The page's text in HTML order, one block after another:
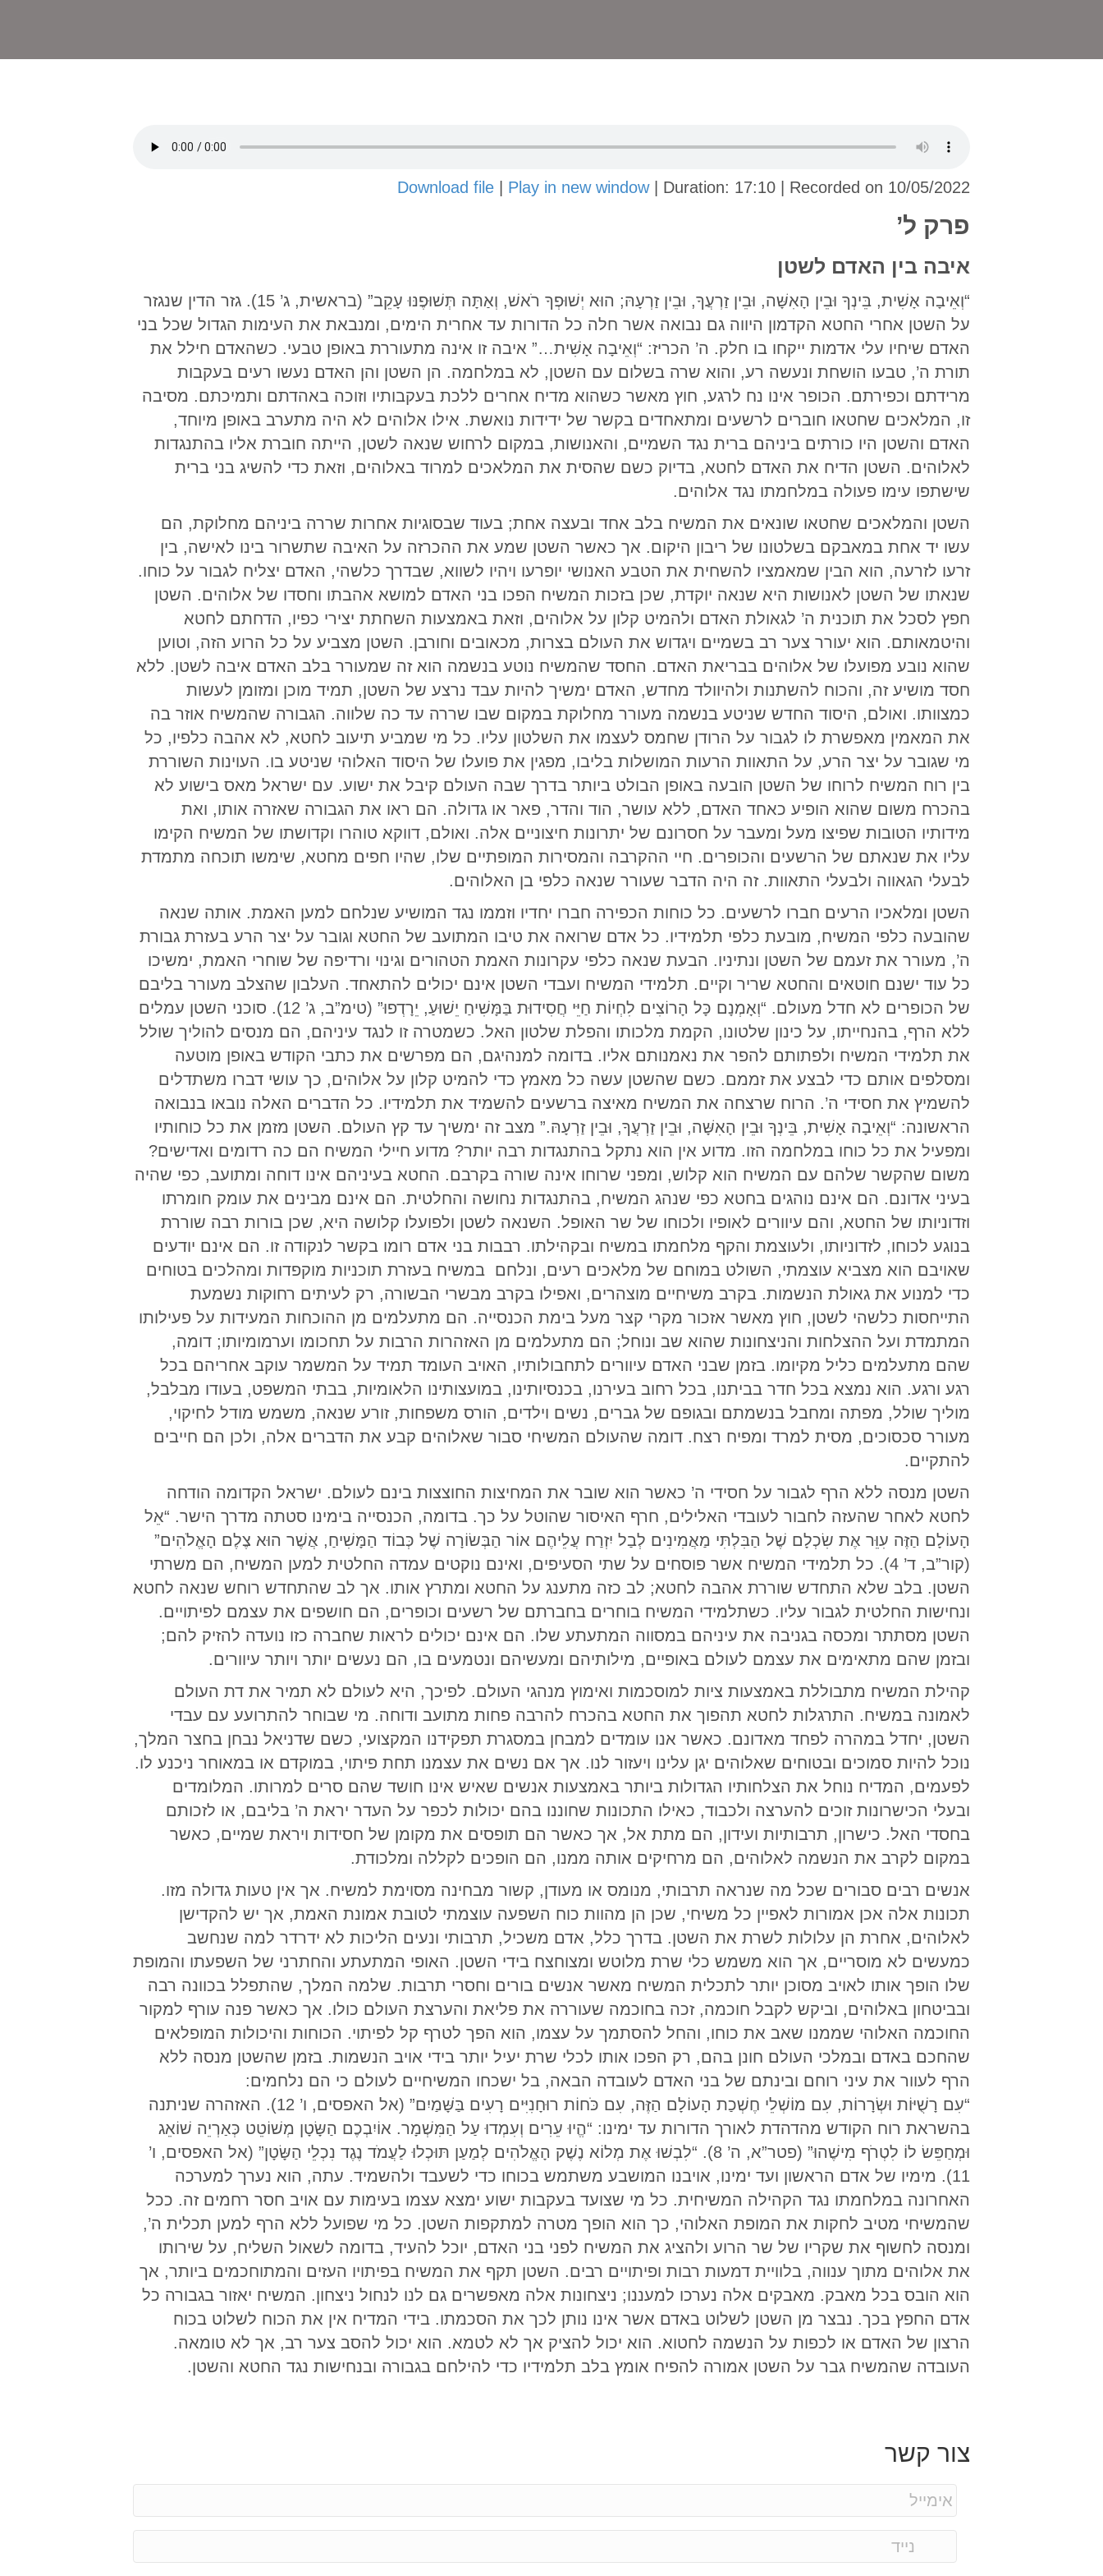
Download file Play in new window| Duration: 17:10 Recorded on 10/05/2022
פרק ל’
איבה בין האדם לשטן
“וְאֵיבָה אָשִׁית, בֵּינְךָ וּבֵין הָאִשָּׁה, וּבֵין זַרְעֲךָ, וּבֵין זַרְעָהּ; הוּא יְשׁוּפְךָ רֹאשׁ, וְאַתָּה תְּשׁוּפֶנּוּ עָקֵב” (בראשית, ג’ 15). גזר הדין שנגזר
על השטן אחרי החטא הקדמון היווה גם נבואה אשר חלה כל הדורות עד אחרית הימים, ומנבאת את העימות הגדול שכל בני
האדם שיחיו עלי אדמות ייקחו בו חלק. ה’ הכריז: “וְאֵיבָה אָשִׁית…” איבה זו אינה מתעוררת באופן טבעי. כשהאדם חילל את
תורת ה’, טבעו הושחת ונעשה רע, והוא שרה בשלום עם השטן, לא במלחמה. הן השטן והן האדם נעשו רעים בעקבות
מרידתם וכפירתם. הכופר אינו נח לרגע, חוץ מאשר כשהוא מדיח אחרים ללכת בעקבותיו וזוכה באהדתם ותמיכתם. מסיבה
זו, המלאכים שחטאו חוברים לרשעים ומתאחדים בקשר של ידידות נואשת. אילו אלוהים לא היה מתערב באופן מיוחד,
האדם והשטן היו כורתים ביניהם ברית נגד השמיים, והאנושות, במקום לרחוש שנאה לשטן, הייתה חוברת אליו בהתנגדות
לאלוהים. השטן הדיח את האדם לחטא, בדיוק כשם שהסית את המלאכים למרוד באלוהים, וזאת כדי להשיג בני ברית
שישתפו עימו פעולה במלחמתו נגד אלוהים.
השטן והמלאכים שחטאו שונאים את המשיח בלב אחד ובעצה אחת; בעוד שבסוגיות אחרות שררה ביניהם מחלוקת, הם
עשו יד אחת במאבקם בשלטונו של ריבון היקום. אך כאשר השטן שמע את ההכרזה על האיבה שתשרור בינו לאישה, בין
זרעו לזרעה, הוא הבין שמאמציו להשחית את הטבע האנושי יופרעו ויהיו לשווא, שבדרך כלשהי, האדם יצליח לגבור על כוחו.
שנאתו של השטן לאנושות היא שנאה יוקדת, שכן בזכות המשיח הפכו בני האדם למושא אהבתו וחסדו של אלוהים. השטן
חפץ לסכל את תוכנית ה’ לגאולת האדם ולהמיט קלון על אלוהים, וזאת באמצעות השחתת יצירי כפיו, הדחתם לחטא
והיטמאותם. הוא יעורר צער רב בשמיים ויגדוש את העולם בצרות, מכאובים וחורבן. השטן מצביע על כל הרוע הזה, וטוען
שהוא נובע מפועלו של אלוהים בבריאת האדם. החסד שהמשיח נוטע בנשמה הוא זה שמעורר בלב האדם איבה לשטן. ללא
חסד מושיע זה, והכוח להשתנות ולהיוולד מחדש, האדם ימשיך להיות עבד נרצע של השטן, תמיד מוכן ומזומן לעשות
כמצוותו. ואולם, היסוד החדש שניטע בנשמה מעורר מחלוקת במקום שבו שררה עד כה שלווה. הגבורה שהמשיח אוזר בה
את המאמין מאפשרת לו לגבור על הרודן שחמס לעצמו את השלטון עליו. כל מי שמביע תיעוב לחטא, לא אהבה כלפיו, כל
מי שגובר על יצר הרע, על התאוות הרעות המושלות בליבו, מפגין את פועלו של היסוד האלוהי שניטע בו. העוינות השוררת
בין רוח המשיח לרוחו של השטן הובעה באופן הבולט ביותר בדרך שבה העולם קיבל את ישוע. עם ישראל מאס בישוע לא
בהכרח משום שהוא הופיע כאחד האדם, ללא עושר, הוד והדר, פאר או גדולה. הם ראו את הגבורה שאזרה אותו, ואת
מידותיו הטובות שפיצו מעל ומעבר על חסרונם של יתרונות חיצוניים אלה. ואולם, דווקא טוהרו וקדושתו של המשיח הקימו
עליו את שנאתם של הרשעים והכופרים. חיי ההקרבה והמסירות המופתיים שלו, שהיו חפים מחטא, שימשו תוכחה מתמדת
לבעלי הגאווה ולבעלי התאוות. זה היה הדבר שעורר שנאה כלפי בן האלוהים.
השטן ומלאכיו הרעים חברו לרשעים. כל כוחות הכפירה חברו יחדיו וזממו נגד המושיע שנלחם למען האמת. אותה שנאה
שהובעה כלפי המשיח, מובעת כלפי תלמידיו. כל אדם שרואה את טיבו המתועב של החטא וגובר על יצר הרע בעזרת גבורת
ה’, מעורר את זעמם של השטן ונתיניו. הבעת שנאה כלפי עקרונות האמת הטהורים וגינוי ורדיפה של שוחרי האמת, ימשיכו
כל עוד ישנם חוטאים והחטא שריר וקיים. תלמידי המשיח ועבדי השטן אינם יכולים להתאחד. העלבון שהצלב מעורר בליבם
של הכופרים לא חדל מעולם. “וְאָמְנָם כָּל הָרוֹצִים לִחְיוֹת חַיֵּי חֲסִידוּת בַּמָּשִׁיחַ יֵשׁוּעַ, יֵרָדְפוּ” (טימ”ב, ג’ 12). סוכני השטן עמלים
ללא הרף, בהנחייתו, על כינון שלטונו, הקמת מלכותו והפלת שלטון האל. כשמטרה זו לנגד עיניהם, הם מנסים להוליך שולל
את תלמידי המשיח ולפתותם להפר את נאמנותם אליו. בדומה למנהיגם, הם מפרשים את כתבי הקודש באופן מוטעה
ומסלפים אותם כדי לבצע את זממם. כשם שהשטן עשה כל מאמץ כדי להמיט קלון על אלוהים, כך עושי דברו משתדלים
להשמיץ את חסידי ה’. הרוח שרצחה את המשיח מאיצה ברשעים להשמיד את תלמידיו. כל הדברים האלה נובאו בנבואה
הראשונה: “וְאֵיבָה אָשִׁית, בֵּינְךָ וּבֵין הָאִשָּׁה, וּבֵין זַרְעֲךָ, וּבֵין זַרְעָהּ.” מצב זה ימשיך עד קץ העולם. השטן מזמן את כל כוחותיו
ומפעיל את כל כוחו במלחמה הזו. מדוע אין הוא נתקל בהתנגדות רבה יותר? מדוע חיילי המשיח הם כה רדומים ואדישים?
משום שהקשר שלהם עם המשיח הוא קלוש, ומפני שרוחו אינה שורה בקרבם. החטא בעיניהם אינו דוחה ומתועב, כפי שהיה
בעיני אדונם. הם אינם נוהגים בחטא כפי שנהג המשיח, בהתנגדות נחושה והחלטית. הם אינם מבינים את עומק חומרתו
וזדוניותו של החטא, והם עיוורים לאופיו ולכוחו של שר האופל. השנאה לשטן ולפועלו קלושה היא, שכן בורות רבה שוררת
בנוגע לכוחו, לזדוניותו, ולעוצמת והקף מלחמתו במשיח ובקהילתו. רבבות בני אדם רומו בקשר לנקודה זו. הם אינם יודעים
שאויבם הוא מצביא עוצמתי, השולט במוחם של מלאכים רעים, ונלחם במשיח בעזרת תוכניות מוקפדות ומהלכים בטוחים
כדי למנוע את גאולת הנשמות. בקרב משיחיים מוצהרים, ואפילו בקרב מבשרי הבשורה, רק לעיתים רחוקות נשמעת
התייחסות כלשהי לשטן, חוץ מאשר אזכור מקרי קצר מעל בימת הכנסייה. הם מתעלמים מן ההוכחות המעידות על פעילותו
המתמדת ועל ההצלחות והניצחונות שהוא שב ונוחל; הם מתעלמים מן האזהרות הרבות על תחכומו וערמומיותו; דומה,
שהם מתעלמים כליל מקיומו. בזמן שבני האדם עיוורים לתחבולותיו, האויב העומד תמיד על המשמר עוקב אחריהם בכל
רגע ורגע. הוא נמצא בכל חדר בביתנו, בכל רחוב בעירנו, בכנסיותינו, במועצותינו הלאומיות, בבתי המשפט, בעודו מבלבל,
מוליך שולל, מפתה ומחבל בנשמתם ובגופם של גברים, נשים וילדים, הורס משפחות, זורע שנאה, משמש מודל לחיקוי,
מעורר סכסוכים, מסית למרד ומפיח רצח. דומה שהעולם המשיחי סבור שאלוהים קבע את הדברים אלה, ולכן הם חייבים
להתקיים.
השטן מנסה ללא הרף לגבור על חסידי ה’ כאשר הוא שובר את המחיצות החוצצות בינם לעולם. ישראל הקדומה הודחה
לחטא לאחר שהעזה לחבור לעובדי האלילים, חרף האיסור שהוטל על כך. בדומה, הכנסייה בימינו סטתה מדרך הישר. “אֵל
הָעוֹלָם הַזֶּה עִוֵּר אֶת שִׂכְלָם שֶׁל הַבִּלְתִּי מַאֲמִינִים לְבַל יִזְרַח עֲלֵיהֶם אוֹר הַבְּשׂוֹרָה שֶׁל כְּבוֹד הַמָּשִׁיחַ, אֲשֶׁר הוּא צֶלֶם הָאֱלֹהִים”
(קור”ב, ד’ 4). כל תלמידי המשיח אשר פוסחים על שתי הסעיפים, ואינם נוקטים עמדה החלטית למען המשיח, הם משרתי
השטן. בלב שלא התחדש שוררת אהבה לחטא; לב כזה מתענג על החטא ומתרץ אותו. אך לב שהתחדש רוחש שנאה לחטא
ונחישות החלטית לגבור עליו. כשתלמידי המשיח בוחרים בחברתם של רשעים וכופרים, הם חושפים את עצמם לפיתויים.
השטן מסתתר ומכסה בגניבה את עיניהם במסווה המתעתע שלו. הם אינם יכולים לראות שחברה כזו נועדה להזיק להם;
ובזמן שהם מתאימים את עצמם לעולם באופיים, מילותיהם ומעשיהם ונטמעים בו, הם נעשים יותר ויותר עיוורים.
קהילת המשיח מתבוללת באמצעות ציות למוסכמות ואימוץ מנהגי העולם. לפיכך, היא לעולם לא תמיר את דת העולם
לאמונה במשיח. התרגלות לחטא תהפוך את החטא בהכרח להרבה פחות מתועב ודוחה. מי שבוחר להתרועע עם עבדי
השטן, יחדל במהרה לפחד מאדונם. כאשר אנו עומדים למבחן במסגרת תפקידנו המקצועי, כשם שדניאל נבחן בחצר המלך,
נוכל להיות סמוכים ובטוחים שאלוהים יגן עלינו ויעזור לנו. אך אם נשים את עצמנו תחת פיתוי, במוקדם או במאוחר ניכנע לו.
לפעמים, המדיח נוחל את הצלחותיו הגדולות ביותר באמצעות אנשים שאיש אינו חושד שהם סרים למרותו. המלומדים
ובעלי הכישרונות זוכים להערצה ולכבוד, כאילו התכונות שחוננו בהם יכולות לכפר על העדר יראת ה’ בליבם, או לזכותם
בחסדי האל. כישרון, תרבותיות ועידון, הם מתת אל, אך כאשר הם תופסים את מקומן של חסידות ויראת שמיים, כאשר
במקום לקרב את הנשמה לאלוהים, הם מרחיקים אותה ממנו, הם הופכים לקללה ומלכודת.
אנשים רבים סבורים שכל מה שנראה תרבותי, מנומס או מעודן, קשור מבחינה מסוימת למשיח. אך אין טעות גדולה מזו.
תכונות אלה אכן אמורות לאפיין כל משיחי, שכן הן מהוות כוח השפעה עוצמתי לטובת אמונת האמת, אך יש להקדישן
לאלוהים, אחרת הן עלולות לשרת את השטן. בדרך כלל, אדם משכיל, תרבותי ונעים הליכות לא ידרדר למה שנחשב
כמעשים לא מוסריים, אך הוא משמש כלי שרת מלוטש ומצוחצח בידי השטן. האופי המתעתע והחתרני של השפעתו והמופת
שלו הופך אותו לאויב מסוכן יותר לתכלית המשיח מאשר אנשים בורים וחסרי תרבות. שלמה המלך, שהתפלל בכוונה רבה
ובביטחון באלוהים, וביקש לקבל חוכמה, זכה בחוכמה שעוררה את פליאת והערצת העולם כולו. אך כאשר פנה עורף למקור
החוכמה האלוהי שממנו שאב את כוחו, והחל להסתמך על עצמו, הוא הפך לטרף קל לפיתוי. הכוחות והיכולות המופלאים
שהחכם באדם ובמלכי העולם חונן בהם, רק הפכו אותו לכלי שרת יעיל יותר בידי אויב הנשמות. בזמן שהשטן מנסה ללא
הרף לעוור את עיני רוחם ובינתם של בני האדם לעובדה הבאה, בל ישכחו המשיחיים לעולם כי הם נלחמים:
“עִם רָשֻׁיּוֹת וּשְׂרָרוֹת, עִם מוֹשְׁלֵי חֶשְׁכַת הָעוֹלָם הַזֶּה, עִם כֹּחוֹת רוּחָנִיִּים רָעִים בַּשָּׁמַיִם” (אל האפסים, ו’ 12). האזהרה שניתנה
בהשראת רוח הקודש מהדהדת לאורך הדורות עד ימינו: “הֱיוּ עֵרִים וְעִמְדוּ עַל הַמִּשְׁמָר. אוֹיִבְכֶם הַשָּׂטָן מְשׁוֹטֵט כְּאַרְיֵה שׁוֹאֵג
וּמְחַפֵּשׂ לוֹ לִטְרֹף מִישֶׁהוּ” (פטר”א, ה’ 8). “לִבְשׁוּ אֶת מְלוֹא נֶשֶׁק הָאֱלֹהִים לְמַעַן תּוּכְלוּ לַעֲמֹד נֶגֶד נִכְלֵי הַשָּׂטָן” (אל האפסים, ו’
11). מימיו של אדם הראשון ועד ימינו, אויבנו המושבע משתמש בכוחו כדי לשעבד ולהשמיד. עתה, הוא נערך למערכה
האחרונה במלחמתו נגד הקהילה המשיחית. כל מי שצועד בעקבות ישוע ימצא עצמו בעימות עם אויב חסר רחמים זה. ככל
שהמשיחי מטיב לחקות את המופת האלוהי, כך הוא הופך מטרה למתקפות השטן. כל מי שפועל ללא הרף למען תכלית ה’,
ומנסה לחשוף את שקריו של שר הרוע ולהציג את המשיח לפני בני האדם, יוכל להעיד, בדומה לשאול השליח, על שירותו
את אלוהים מתוך ענווה, בלוויית דמעות רבות ופיתויים רבים. השטן תקף את המשיח בפיתויו העזים והמתוחכמים ביותר, אך
הוא הובס בכל מאבק. מאבקים אלה נערכו למעננו; ניצחונות אלה מאפשרים גם לנו לנחול ניצחון. המשיח יאזור בגבורה כל
אדם החפץ בכך. נבצר מן השטן לשלוט באדם אשר אינו נותן לכך את הסכמתו. בידי המדיח אין את הכוח לשלוט בכוח
הרצון של האדם או לכפות על הנשמה לחטוא. הוא יכול להציק אך לא לטמא. הוא יכול להסב צער רב, אך לא טומאה.
העובדה שהמשיח גבר על השטן אמורה להפיח אומץ בלב תלמידיו כדי להילחם בגבורה ובנחישות נגד החטא והשטן.
צור קשר